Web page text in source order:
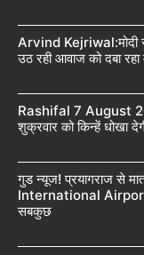
Arvind Kejriwal:मोदी
उठ रही आवाज को दबा
Rashifal 7 August
शुक्रवार को किन्हें धोखा
गुड न्यूज! प्रयागराज से
International
सबकुछ